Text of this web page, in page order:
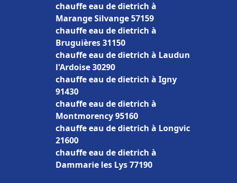
chauffe eau de dietrich à
Marange Silvange 57159
chauffe eau de dietrich à
Bruguières 31150
chauffe eau de dietrich à Laudun
l'Ardoise 30290
chauffe eau de dietrich à Igny
91430
chauffe eau de dietrich à
Montmorency 95160
chauffe eau de dietrich à Longvic
21600
chauffe eau de dietrich à
Dammarie les Lys 77190